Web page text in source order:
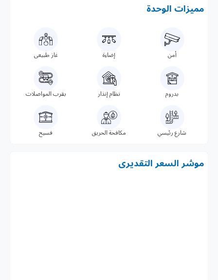
مميزات الوحدة
أمن إضاءة غاز طبيعى
بدروم نظام إنذار بقرب المواصلات
شارع رئيسي مكافحة الحريق فسيح
موشر السعر التقديرى